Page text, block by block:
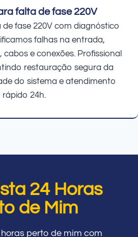
falta de fase 220V
fase 220V com diagnóstico
falhas na entrada,
cabos e conexões. Profissional
restauração segura da
do sistema e atendimento
rápido 24h.
24 Horas
de Mim
perto de mim com